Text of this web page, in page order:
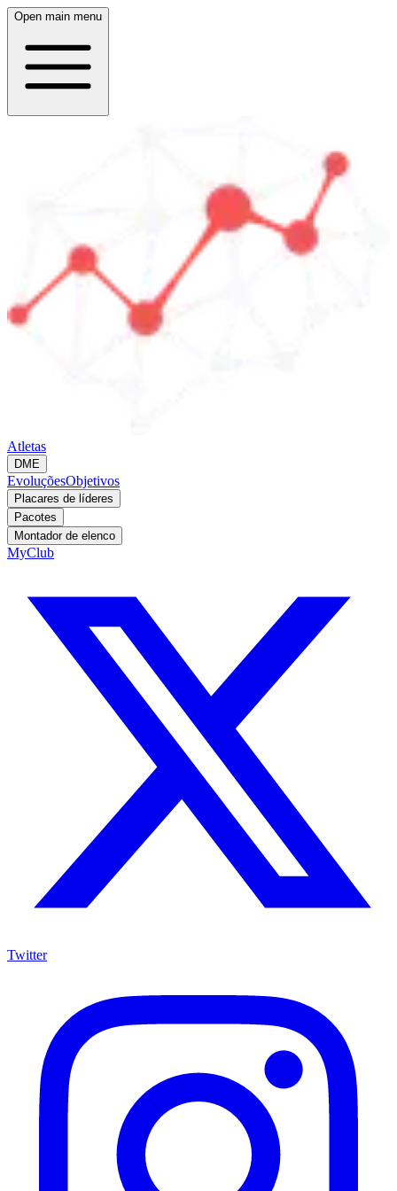
Open main menu
Atletas
DME
EvoluçõesObjetivos
Placares de líderes
Pacotes
Montador de elenco
MyClub
Twitter